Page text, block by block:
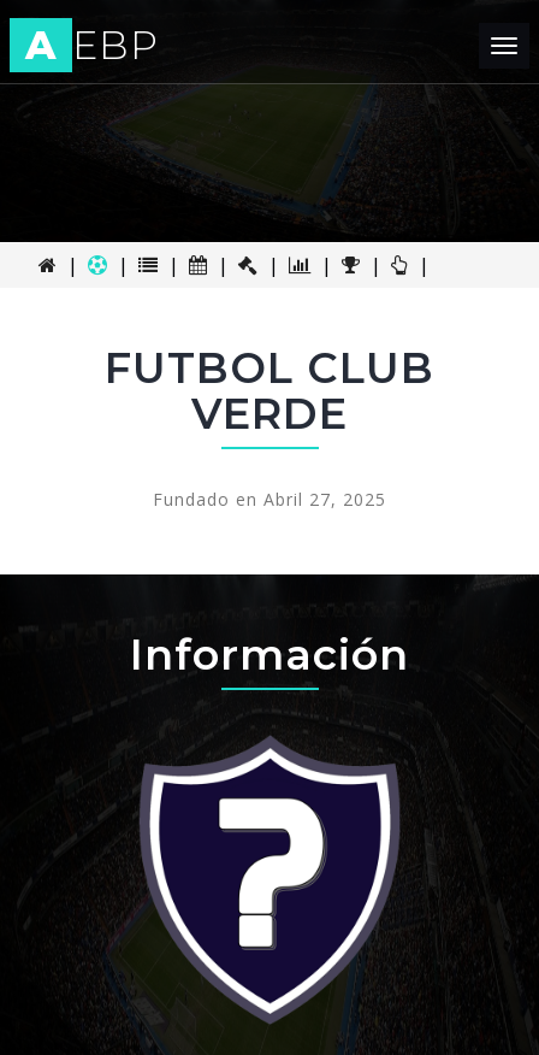
A EBP
| | | | | | | |
FUTBOL CLUB
VERDE
Fundado en Abril 27, 2025
Información